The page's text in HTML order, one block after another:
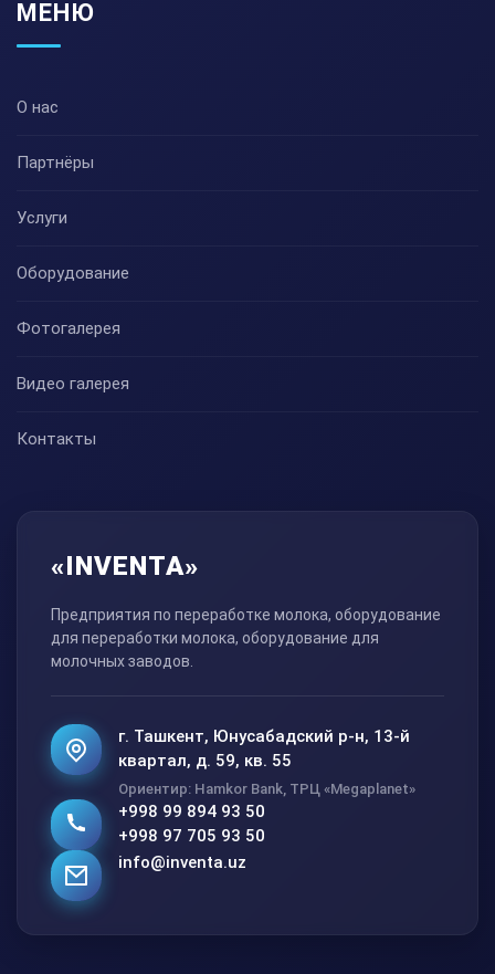
МЕНЮ
О нас
Партнёры
Услуги
Оборудование
Фотогалерея
Видео галерея
Контакты
«INVENTA»
Предприятия по переработке молока, оборудование
для переработки молока, оборудование для
молочных заводов.
г. Ташкент, Юнусабадский р-н, 13-й
квартал, д. 59, кв. 55
Ориентир: Hamkor Bank, ТРЦ «Megaplanet»
+998 99 894 93 50
+998 97 705 93 50
info@inventa.uz